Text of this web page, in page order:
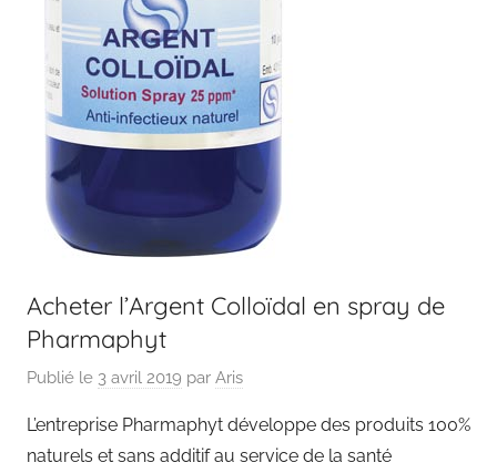
Acheter l’Argent Colloïdal en spray de
Pharmaphyt
Publié le 3 avril 2019 par Aris
L’entreprise Pharmaphyt développe des produits 100%
naturels et sans additif au service de la santé